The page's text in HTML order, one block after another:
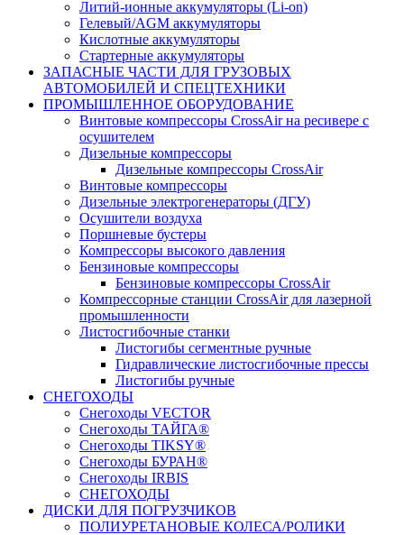
Литий-ионные аккумуляторы (Li-on)
Гелевый/AGM аккумуляторы
Кислотные аккумуляторы
Стартерные аккумуляторы
ЗАПАСНЫЕ ЧАСТИ ДЛЯ ГРУЗОВЫХ
АВТОМОБИЛЕЙ И СПЕЦТЕХНИКИ
ПРОМЫШЛЕННОЕ ОБОРУДОВАНИЕ
Винтовые компрессоры CrossAir на ресивере с
осушителем
Дизельные компрессоры
Дизельные компрессоры CrossAir
Винтовые компрессоры
Дизельные электрогенераторы (ДГУ)
Осушители воздуха
Поршневые бустеры
Компрессоры высокого давления
Бензиновые компрессоры
Бензиновые компрессоры CrossAir
Компрессорные станции CrossAir для лазерной
промышленности
Листосгибочные станки
Листогибы сегментные ручные
Гидравлические листосгибочные прессы
Листогибы ручные
СНЕГОХОДЫ
Снегоходы VECTOR
Снегоходы ТАЙГА®
Снегоходы TIKSY®
Снегоходы БУРАН®
Снегоходы IRBIS
СНЕГОХОДЫ
ДИСКИ ДЛЯ ПОГРУЗЧИКОВ
ПОЛИУРЕТАНОВЫЕ КОЛЕСА/РОЛИКИ